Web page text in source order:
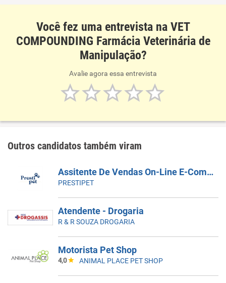
Você fez uma entrevista na VET
COMPOUNDING Farmácia Veterinária de
Manipulação?
Avalie agora essa entrevista
Outros candidatos também viram
Assitente De Vendas On-Line E-Commerc - Vendas Online Site Próprio
PRESTIPET
Atendente - Drogaria
R & R SOUZA DROGARIA
Motorista Pet Shop
4,0 ANIMAL PLACE PET SHOP